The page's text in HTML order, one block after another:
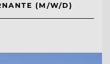
(M/W/D)